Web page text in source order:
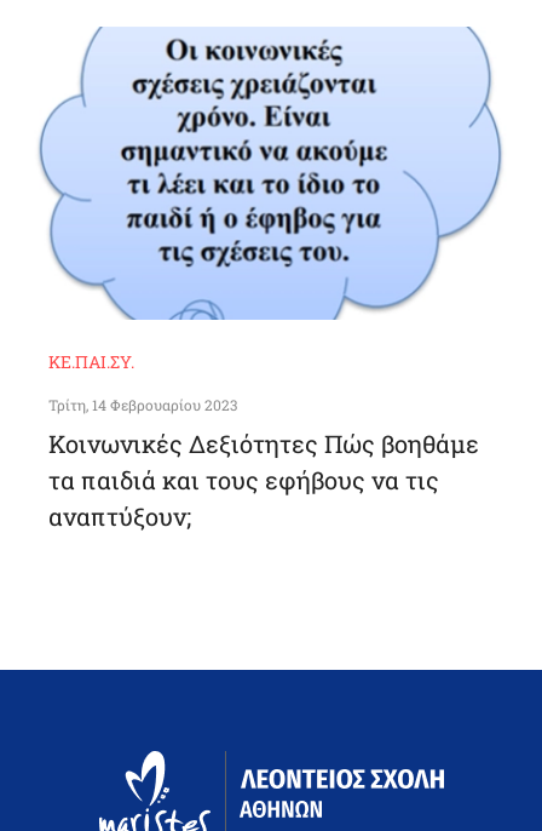
ΚΕ.ΠΑΙ.ΣΥ.
Τρίτη, 14 Φεβρουαρίου 2023
Κοινωνικές Δεξιότητες Πώς βοηθάμε
τα παιδιά και τους εφήβους να τις
αναπτύξουν;